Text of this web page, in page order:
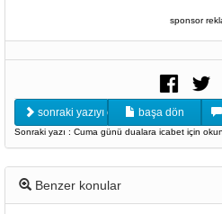
sponsor
sonraki yazıyı oku başa dön
Sonraki yazı : Cuma günü dualara icabet için
Benzer konular